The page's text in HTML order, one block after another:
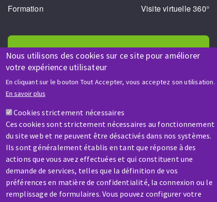
Nous utilisons des cookies sur ce site pour améliorer
votre expérience utilisateur
En cliquant sur le bouton Tout Accepter, vous acceptez son utilisation.
En savoir plus
Cookies strictement nécessaires
Ces cookies sont strictement nécessaires au fonctionnement
du site web et ne peuvent être désactivés dans nos systèmes.
Ils sont généralement établis en tant que réponse à des
actions que vous avez effectuées et qui constituent une
demande de services, telles que la définition de vos
préférences en matière de confidentialité, la connexion ou le
remplissage de formulaires. Vous pouvez configurer votre
Formation
Visite virtuelle 360°
AIDE & CONTACT
Une question ? Un renseignement ?
Contactez-nous